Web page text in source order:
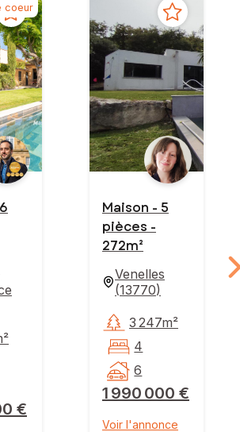
coeur
€
Maison - 5
pièces -
272m²
Venelles
(13770)
1 990 000 €
3 247m²
4
6
Voir l'annonce